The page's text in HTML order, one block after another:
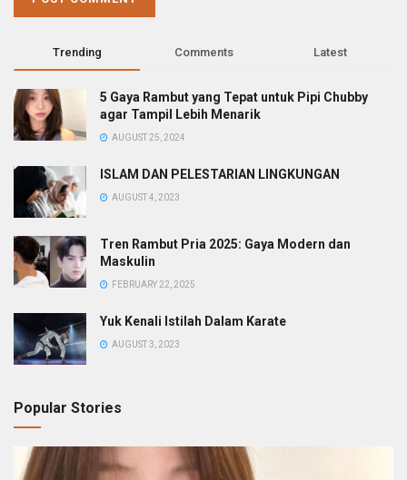
Trending Comments Latest
5 Gaya Rambut yang Tepat untuk Pipi Chubby
agar Tampil Lebih Menarik
AUGUST 25, 2024
ISLAM DAN PELESTARIAN LINGKUNGAN
AUGUST 4, 2023
Tren Rambut Pria 2025: Gaya Modern dan
Maskulin
FEBRUARY 22, 2025
Yuk Kenali Istilah Dalam Karate
AUGUST 3, 2023
Popular Stories